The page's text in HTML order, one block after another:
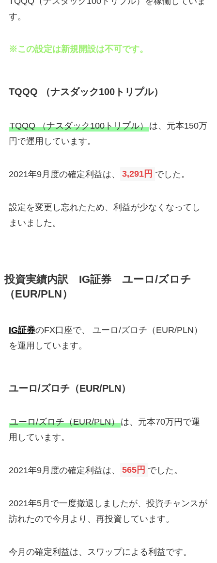
す。
※この設定は新規開設は不可です。
TQQQ （ナスダック100トリプル）
TQQQ （ナスダック100トリプル）は、元本150万
円で運用しています。
2021年9月度の確定利益は、 3,291円 でした。
設定を変更し忘れたため、利益が少なくなってし
まいました。
投資実績内訳 IG証券 ユーロ/ズロチ
（EUR/PLN）
IG証券のFX口座で、 ユーロ/ズロチ（EUR/PLN）
を運用しています。
ユーロ/ズロチ（EUR/PLN）
ユーロ/ズロチ（EUR/PLN）は、元本70万円で運
用しています。
2021年9月度の確定利益は、 565円 でした。
2021年5月で一度撤退しましたが、投資チャンスが
訪れたので今月より、再投資しています。
今月の確定利益は、スワップによる利益です。